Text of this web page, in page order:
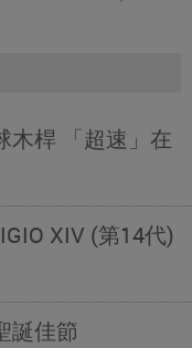
木桿 「超速」在
XIV (第14代)
誕佳節